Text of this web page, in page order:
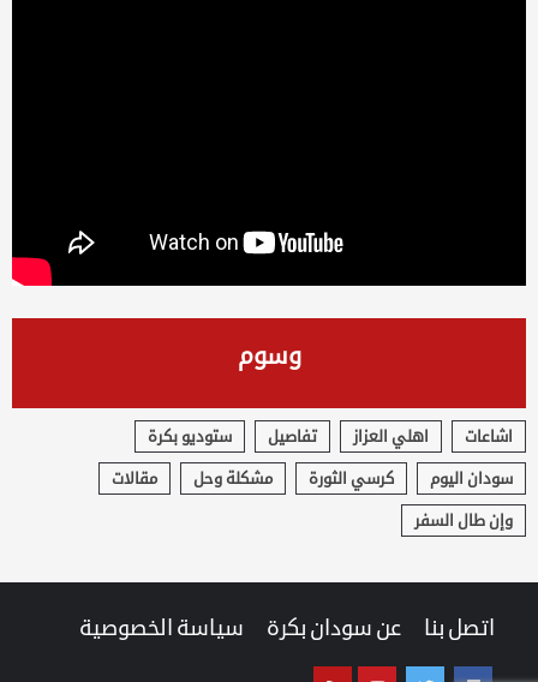
وسوم
اشاعات اهلي العزاز تفاصيل ستوديو بكرة
سودان اليوم كرسي الثورة مشكلة وحل مقالات
وإن طال السفر
اتصل بنا عن سودان بكرة سياسة الخصوصية